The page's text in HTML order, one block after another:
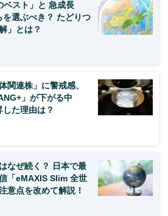
ベスト」と 急成長
を選ぶべき？ たどりつ
」とは？
関連株」に警戒感、
」が下がる中
した理由は？
なぜ続く？ 日本で最
「eMAXIS Slim 全世
意点を改めて解説！